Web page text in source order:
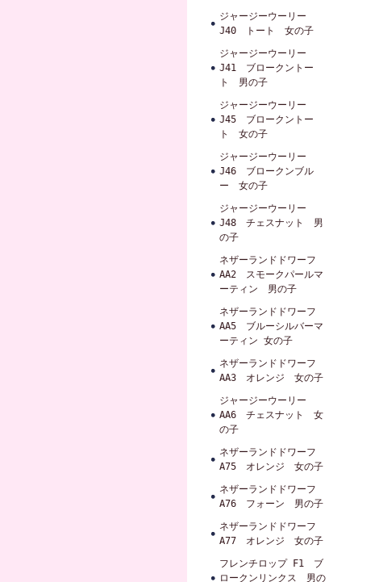
ジャージーウーリー
J40 トート 女の子
ジャージーウーリー
J41 ブロークントー
ト 男の子
ジャージーウーリー
J45 ブロークントー
ト 女の子
ジャージーウーリー
J46 ブロークンブル
ー 女の子
ジャージーウーリー
J48 チェスナット 男
の子
ネザーランドドワーフ
AA2 スモークパールマ
ーティン 男の子
ネザーランドドワーフ
AA5 ブルーシルバーマ
ーティン 女の子
ネザーランドドワーフ
AA3 オレンジ 女の子
ジャージーウーリー
AA6 チェスナット 女
の子
ネザーランドドワーフ
A75 オレンジ 女の子
ネザーランドドワーフ
A76 フォーン 男の子
ネザーランドドワーフ
A77 オレンジ 女の子
フレンチロップ F1 ブ
ロークンリンクス 男の